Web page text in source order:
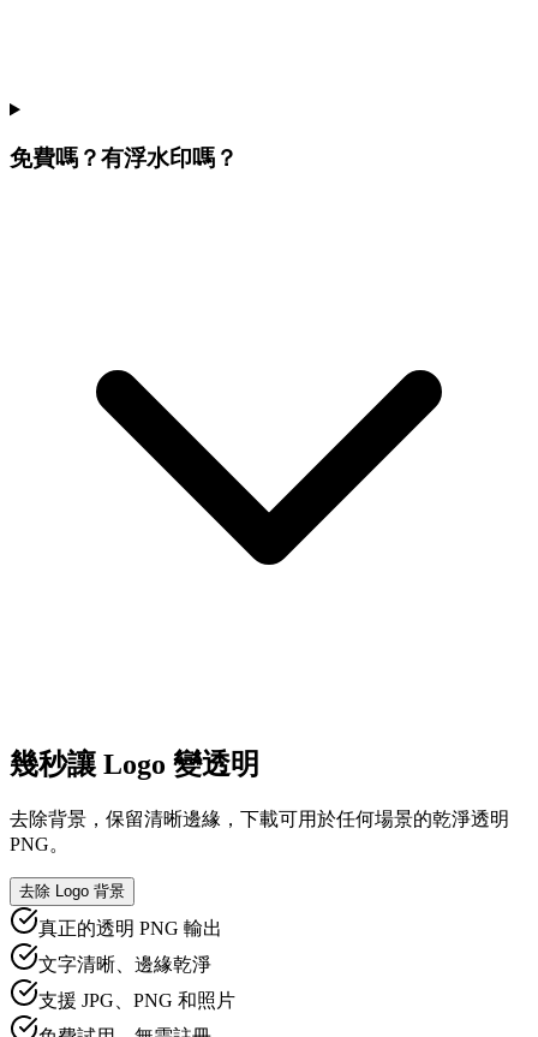
免費嗎？有浮水印嗎？
幾秒讓 Logo 變透明
去除背景，保留清晰邊緣，下載可用於任何場景的乾淨透明
PNG。
去除 Logo 背景
真正的透明 PNG 輸出
文字清晰、邊緣乾淨
支援 JPG、PNG 和照片